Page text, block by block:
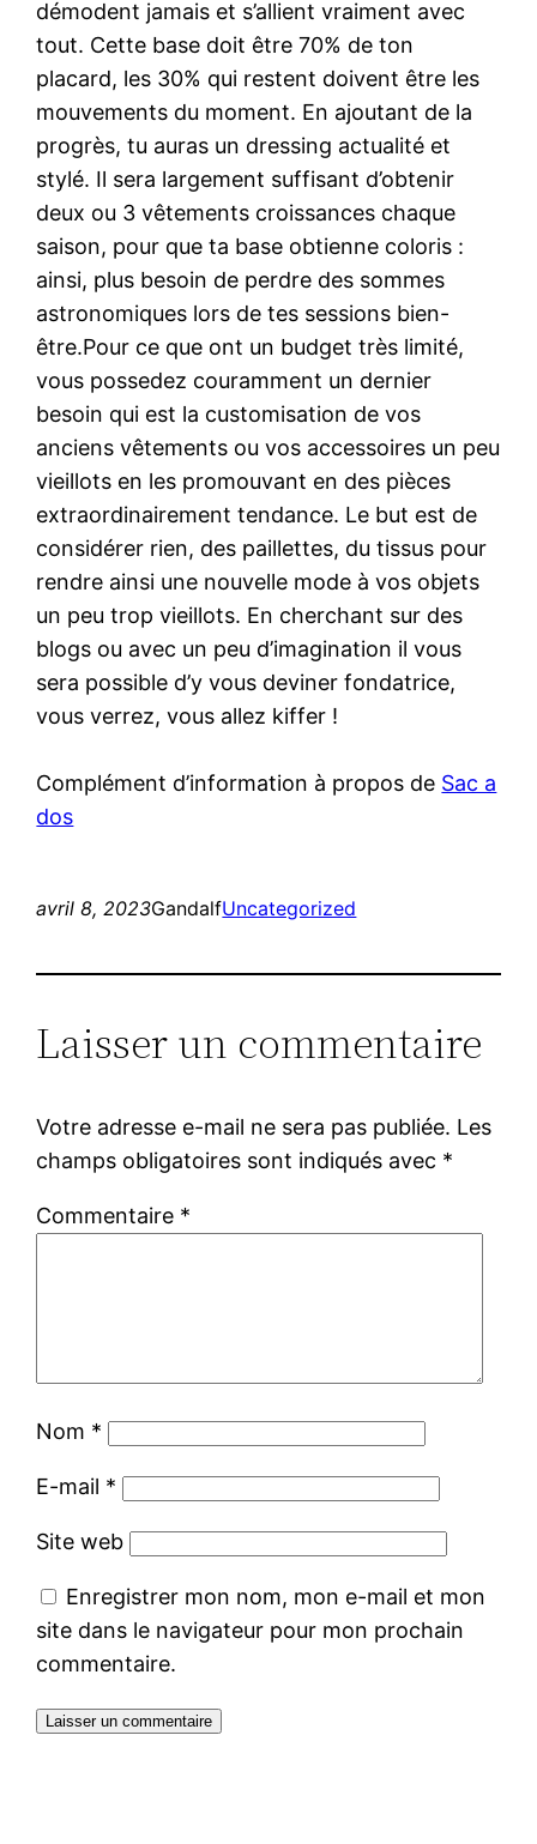
démodent jamais et s’allient vraiment avec
tout. Cette base doit être 70% de ton
placard, les 30% qui restent doivent être les
mouvements du moment. En ajoutant de la
progrès, tu auras un dressing actualité et
stylé. Il sera largement suffisant d’obtenir
deux ou 3 vêtements croissances chaque
saison, pour que ta base obtienne coloris :
ainsi, plus besoin de perdre des sommes
astronomiques lors de tes sessions bien-
être.Pour ce que ont un budget très limité,
vous possedez couramment un dernier
besoin qui est la customisation de vos
anciens vêtements ou vos accessoires un peu
vieillots en les promouvant en des pièces
extraordinairement tendance. Le but est de
considérer rien, des paillettes, du tissus pour
rendre ainsi une nouvelle mode à vos objets
un peu trop vieillots. En cherchant sur des
blogs ou avec un peu d’imagination il vous
sera possible d’y vous deviner fondatrice,
vous verrez, vous allez kiffer !
Complément d’information à propos de Sac a
dos
avril 8, 2023GandalfUncategorized
Laisser un commentaire
Votre adresse e-mail ne sera pas publiée. Les
champs obligatoires sont indiqués avec *
Commentaire *
Nom *
E-mail *
Site web
Enregistrer mon nom, mon e-mail et mon
site dans le navigateur pour mon prochain
commentaire.